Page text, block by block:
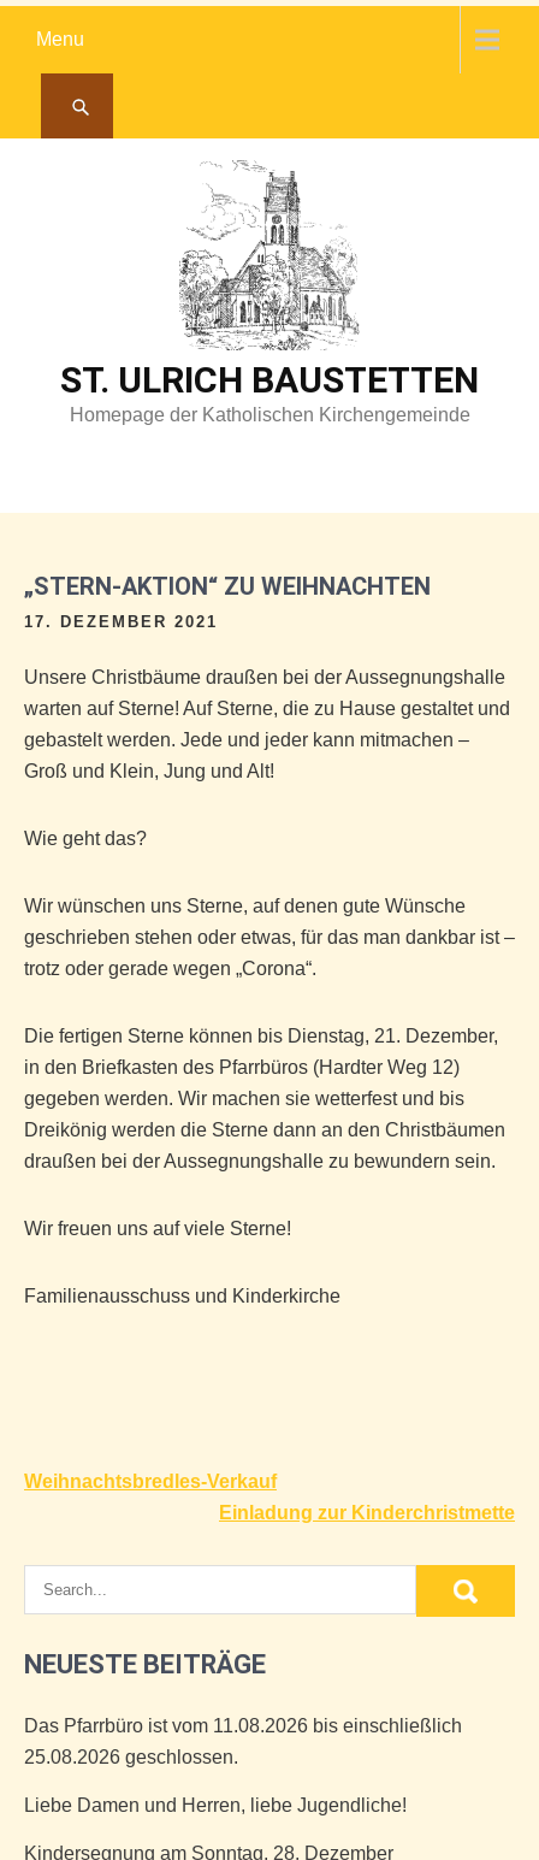
Menu
ST. ULRICH BAUSTETTEN
Homepage der Katholischen Kirchengemeinde
„STERN-AKTION“ ZU WEIHNACHTEN
17. DEZEMBER 2021
Unsere Christbäume draußen bei der Aussegnungshalle
warten auf Sterne! Auf Sterne, die zu Hause gestaltet und
gebastelt werden. Jede und jeder kann mitmachen –
Groß und Klein, Jung und Alt!
Wie geht das?
Wir wünschen uns Sterne, auf denen gute Wünsche
geschrieben stehen oder etwas, für das man dankbar ist –
trotz oder gerade wegen „Corona“.
Die fertigen Sterne können bis Dienstag, 21. Dezember,
in den Briefkasten des Pfarrbüros (Hardter Weg 12)
gegeben werden. Wir machen sie wetterfest und bis
Dreikönig werden die Sterne dann an den Christbäumen
draußen bei der Aussegnungshalle zu bewundern sein.
Wir freuen uns auf viele Sterne!
Familienausschuss und Kinderkirche
Beitragsnavigation
Weihnachtsbredles-Verkauf
Einladung zur Kinderchristmette
NEUESTE BEITRÄGE
Das Pfarrbüro ist vom 11.08.2026 bis einschließlich
25.08.2026 geschlossen.
Liebe Damen und Herren, liebe Jugendliche!
Kindersegnung am Sonntag, 28. Dezember